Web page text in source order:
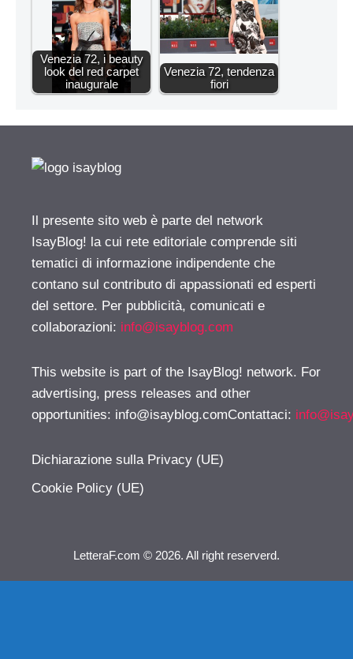
Venezia 72, i beauty
look del red carpet
inaugurale
Venezia 72, tendenza
fiori
Il presente sito web è parte del network
IsayBlog! la cui rete editoriale comprende siti
tematici di informazione indipendente che
contano sul contributo di appassionati ed esperti
del settore. Per pubblicità, comunicati e
collaborazioni: info@isayblog.com
This website is part of the IsayBlog! network. For
advertising, press releases and other
opportunities: info@isayblog.comContattaci:
Dichiarazione sulla Privacy (UE)
Cookie Policy (UE)
LetteraF.com © 2026. All right reserverd.